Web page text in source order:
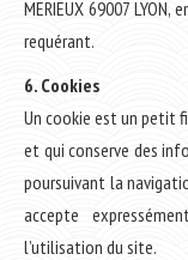
MERIEUX 69007
requérant.
6. Cookies
Un cookie est un petit
et qui conserve des
poursuivant la
accepte
l’utilisation du site.